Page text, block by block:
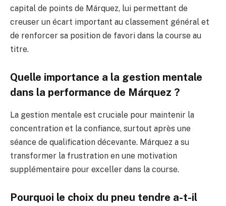
capital de points de Márquez, lui permettant de
creuser un écart important au classement général et
de renforcer sa position de favori dans la course au
titre.
Quelle importance a la gestion mentale
dans la performance de Márquez ?
La gestion mentale est cruciale pour maintenir la
concentration et la confiance, surtout après une
séance de qualification décevante. Márquez a su
transformer la frustration en une motivation
supplémentaire pour exceller dans la course.
Pourquoi le choix du pneu tendre a-t-il